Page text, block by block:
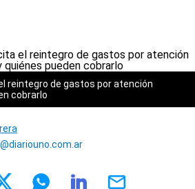
reintegro de gastos por atención
cobrarlo